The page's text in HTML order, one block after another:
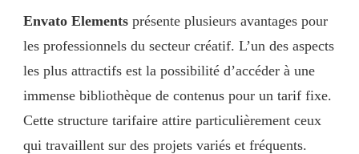
Envato Elements présente plusieurs avantages pour
les professionnels du secteur créatif. L’un des aspects
les plus attractifs est la possibilité d’accéder à une
immense bibliothèque de contenus pour un tarif fixe.
Cette structure tarifaire attire particulièrement ceux
qui travaillent sur des projets variés et fréquents.